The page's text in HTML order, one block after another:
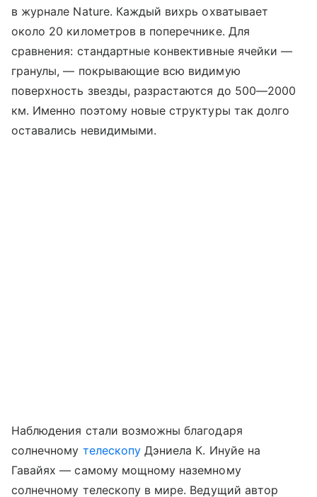
в журнале Nature. Каждый вихрь охватывает
около 20 километров в поперечнике. Для
сравнения: стандартные конвективные ячейки —
гранулы, — покрывающие всю видимую
поверхность звезды, разрастаются до 500—2000
км. Именно поэтому новые структуры так долго
оставались невидимыми.
Наблюдения стали возможны благодаря
солнечному телескопуДэниела К. Инуйе на
Гавайях — самому мощному наземному
солнечному телескопу в мире. Ведущий автор